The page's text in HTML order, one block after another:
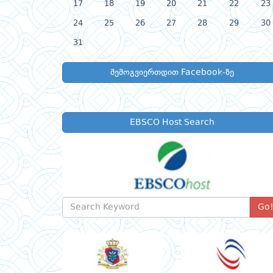
17 18 19 20 21 22 23
24 25 26 27 28 29 30
31
შემოგვიერთდით Facebook-ზე
EBSCO Host Search
Go!